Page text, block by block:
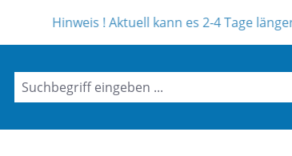
Hinweis ! Aktuell kann es 2-4 Tage länger